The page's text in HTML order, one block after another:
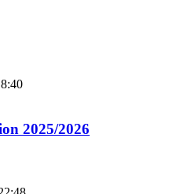
2025/2026